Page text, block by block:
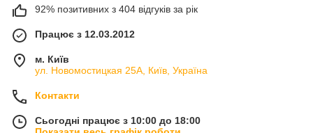
92% позитивних з 404 відгуків за рік
Працює з 12.03.2012
м. Київ
ул. Новомостицкая 25А, Київ, Україна
Контакти
Сьогодні працює з 10:00 до 18:00